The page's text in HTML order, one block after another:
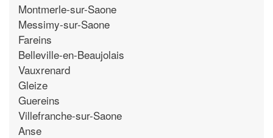
Montmerle-sur-Saone
Messimy-sur-Saone
Fareins
Belleville-en-Beaujolais
Vauxrenard
Gleize
Guereins
Villefranche-sur-Saone
Anse